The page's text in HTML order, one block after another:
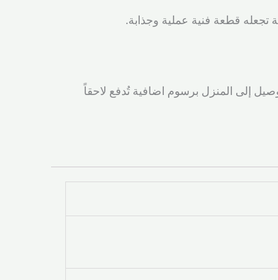
تجعله قطعة فنية عملية وجذابة.
خدمة التوصيل إلى المنزل برسوم اضافية تُدفع لاحقاً